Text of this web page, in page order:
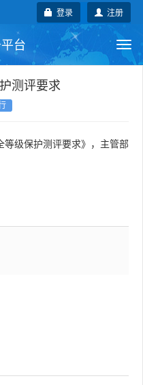
注册
登录
台
会
测评要求
级保护测评要求》，主管部